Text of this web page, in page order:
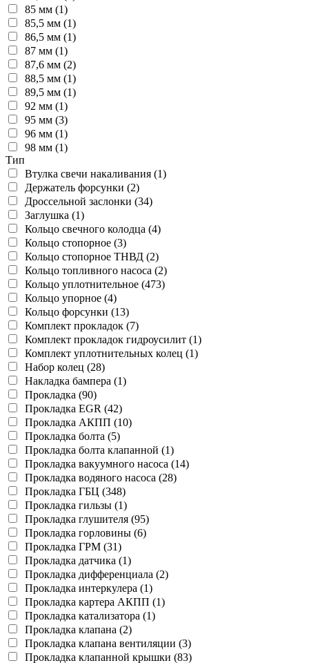
85 мм (1)
85,5 мм (1)
86,5 мм (1)
87 мм (1)
87,6 мм (2)
88,5 мм (1)
89,5 мм (1)
92 мм (1)
95 мм (3)
96 мм (1)
98 мм (1)
Тип
Втулка свечи накаливания (1)
Держатель форсунки (2)
Дроссельной заслонки (34)
Заглушка (1)
Кольцо свечного колодца (4)
Кольцо стопорное (3)
Кольцо стопорное ТНВД (2)
Кольцо топливного насоса (2)
Кольцо уплотнительное (473)
Кольцо упорное (4)
Кольцо форсунки (13)
Комплект прокладок (7)
Комплект прокладок гидроусилит (1)
Комплект уплотнительных колец (1)
Набор колец (28)
Накладка бампера (1)
Прокладка (90)
Прокладка EGR (42)
Прокладка АКПП (10)
Прокладка болта (5)
Прокладка болта клапанной (1)
Прокладка вакуумного насоса (14)
Прокладка водяного насоса (28)
Прокладка ГБЦ (348)
Прокладка гильзы (1)
Прокладка глушителя (95)
Прокладка горловины (6)
Прокладка ГРМ (31)
Прокладка датчика (1)
Прокладка дифференциала (2)
Прокладка интеркулера (1)
Прокладка картера АКПП (1)
Прокладка катализатора (1)
Прокладка клапана (2)
Прокладка клапана вентиляции (3)
Прокладка клапанной крышки (83)